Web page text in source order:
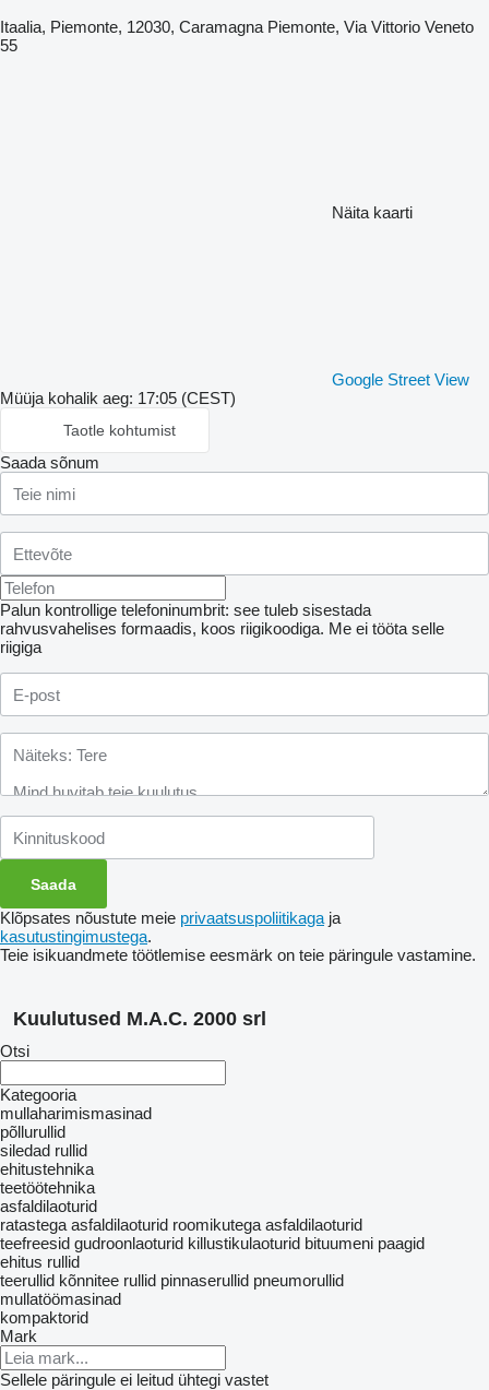
Itaalia, Piemonte, 12030, Caramagna Piemonte, Via Vittorio Veneto
55
Näita kaarti
Google Street View
Müüja kohalik aeg: 17:05 (CEST)
Taotle kohtumist
Saada sõnum
Palun kontrollige telefoninumbrit: see tuleb sisestada
rahvusvahelises formaadis, koos riigikoodiga. Me ei tööta selle
riigiga
Klõpsates nõustute meie privaatsuspoliitikaga ja
kasutustingimustega.
Teie isikuandmete töötlemise eesmärk on teie päringule vastamine.
Kuulutused M.A.C. 2000 srl
Otsi
Kategooria
mullaharimismasinad
põllurullid
siledad rullid
ehitustehnika
teetöötehnika
asfaldilaoturid
ratastega asfaldilaoturid roomikutega asfaldilaoturid
teefreesid gudroonlaoturid killustikulaoturid bituumeni paagid
ehitus rullid
teerullid kõnnitee rullid pinnaserullid pneumorullid
mullatöömasinad
kompaktorid
Mark
Sellele päringule ei leitud ühtegi vastet